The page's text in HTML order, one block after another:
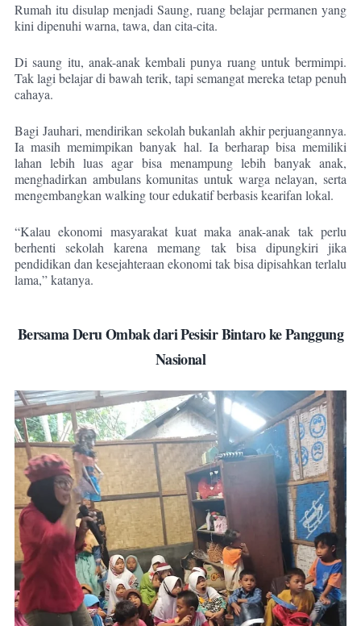
Rumah itu disulap menjadi Saung, ruang belajar permanen yang
kini dipenuhi warna, tawa, dan cita-cita.
Di saung itu, anak-anak kembali punya ruang untuk bermimpi.
Tak lagi belajar di bawah terik, tapi semangat mereka tetap penuh
cahaya.
Bagi Jauhari, mendirikan sekolah bukanlah akhir perjuangannya.
Ia masih memimpikan banyak hal. Ia berharap bisa memiliki
lahan lebih luas agar bisa menampung lebih banyak anak,
menghadirkan ambulans komunitas untuk warga nelayan, serta
mengembangkan walking tour edukatif berbasis kearifan lokal.
“Kalau ekonomi masyarakat kuat maka anak-anak tak perlu
berhenti sekolah karena memang tak bisa dipungkiri jika
pendidikan dan kesejahteraan ekonomi tak bisa dipisahkan terlalu
lama,” katanya.
Bersama Deru Ombak dari Pesisir Bintaro ke Panggung
Nasional